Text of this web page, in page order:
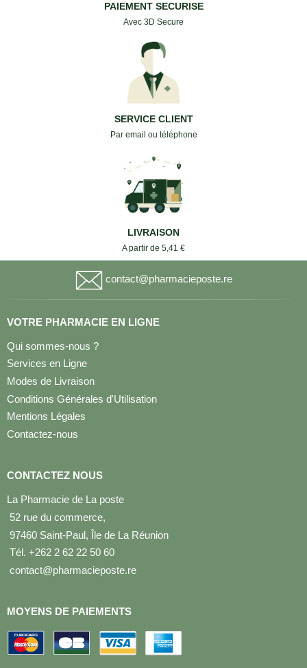
PAIEMENT SECURISE
Avec 3D Secure
SERVICE CLIENT
Par email ou téléphone
LIVRAISON
A partir de 5,41 €
contact@pharmacieposte.re
VOTRE PHARMACIE EN LIGNE
Qui sommes-nous ?
Services en Ligne
Modes de Livraison
Conditions Générales d'Utilisation
Mentions Légales
Contactez-nous
CONTACTEZ NOUS
La Pharmacie de La poste
52 rue du commerce,
97460 Saint-Paul, Île de La Réunion
Tél. +262 2 62 22 50 60
contact@pharmacieposte.re
MOYENS DE PAIEMENTS